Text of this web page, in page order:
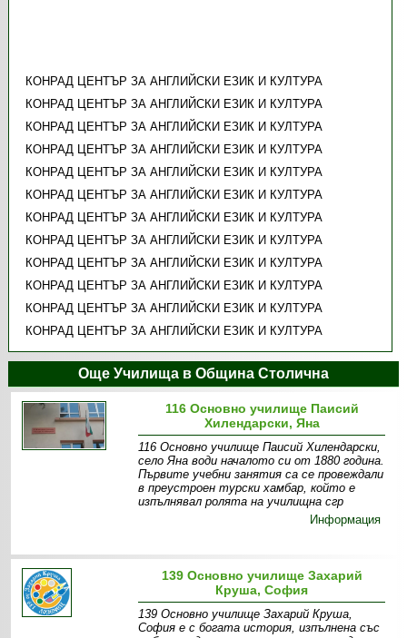
КОНРАД ЦЕНТЪР ЗА АНГЛИЙСКИ ЕЗИК И КУЛТУРА
КОНРАД ЦЕНТЪР ЗА АНГЛИЙСКИ ЕЗИК И КУЛТУРА
КОНРАД ЦЕНТЪР ЗА АНГЛИЙСКИ ЕЗИК И КУЛТУРА
КОНРАД ЦЕНТЪР ЗА АНГЛИЙСКИ ЕЗИК И КУЛТУРА
КОНРАД ЦЕНТЪР ЗА АНГЛИЙСКИ ЕЗИК И КУЛТУРА
КОНРАД ЦЕНТЪР ЗА АНГЛИЙСКИ ЕЗИК И КУЛТУРА
КОНРАД ЦЕНТЪР ЗА АНГЛИЙСКИ ЕЗИК И КУЛТУРА
КОНРАД ЦЕНТЪР ЗА АНГЛИЙСКИ ЕЗИК И КУЛТУРА
КОНРАД ЦЕНТЪР ЗА АНГЛИЙСКИ ЕЗИК И КУЛТУРА
КОНРАД ЦЕНТЪР ЗА АНГЛИЙСКИ ЕЗИК И КУЛТУРА
КОНРАД ЦЕНТЪР ЗА АНГЛИЙСКИ ЕЗИК И КУЛТУРА
КОНРАД ЦЕНТЪР ЗА АНГЛИЙСКИ ЕЗИК И КУЛТУРА
Още Училища в Община Столична
116 Основно училище Паисий
Хилендарски, Яна
116 Основно училище Паисий Хилендарски,
село Яна води началото си от 1880 година.
Първите учебни занятия са се провеждали
в преустроен турски хамбар, който е
изпълнявал ролята на училищна сгр
Информация
139 Основно училище Захарий
Круша, София
139 Основно училище Захарий Круша,
София е с богата история, изпълнена със